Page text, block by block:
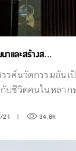
และสร้างส...
รค์นวัตกรรมอัน
บชีวิตคนในหลา
21 | 34.8k